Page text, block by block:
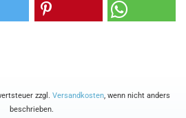
zzgl. Versandkosten, wenn nicht anders
beschrieben.